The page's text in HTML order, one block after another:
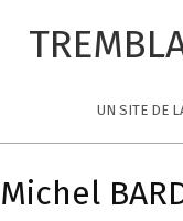
UN SITE DE
Navigation
Menu
Michel